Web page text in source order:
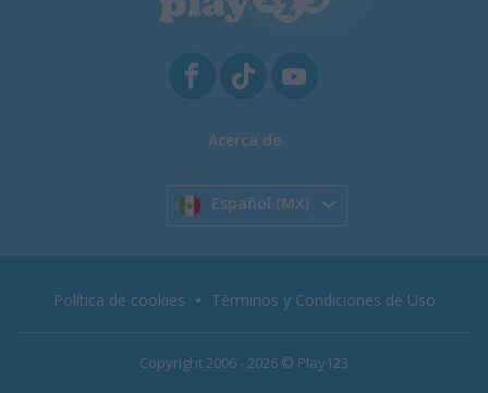
Acerca de
Español (MX)
Copyright 2006 - 2026 © Play123
Política de cookies Términos y Condiciones de Uso